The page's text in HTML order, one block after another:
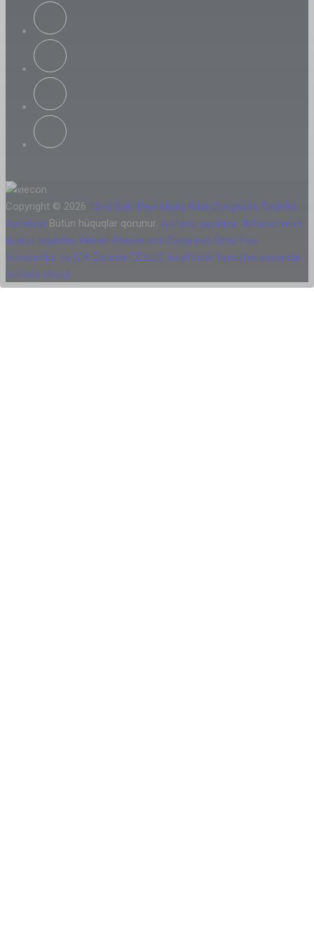
Copyright © 2026 12-ci Bakı Beynəlxalq Kitab Sərgisinin Təşkilat
Komitəsi Bütün hüquqlar qorunur. İstifadə qaydaları ®Aquatherm
ticarət nişanları Wiener Messe und Congress GmbH-yə
məxsusdur və ICA Eurasia FZ-LLC tərəfindən lisenziya əsasında
istifadə olunur